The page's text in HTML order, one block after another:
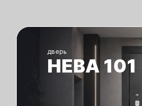
дверь
НЕВА 101